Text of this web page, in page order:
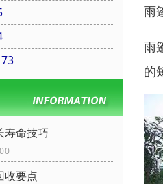
73
寿命技巧
收要点
雨
雨
的